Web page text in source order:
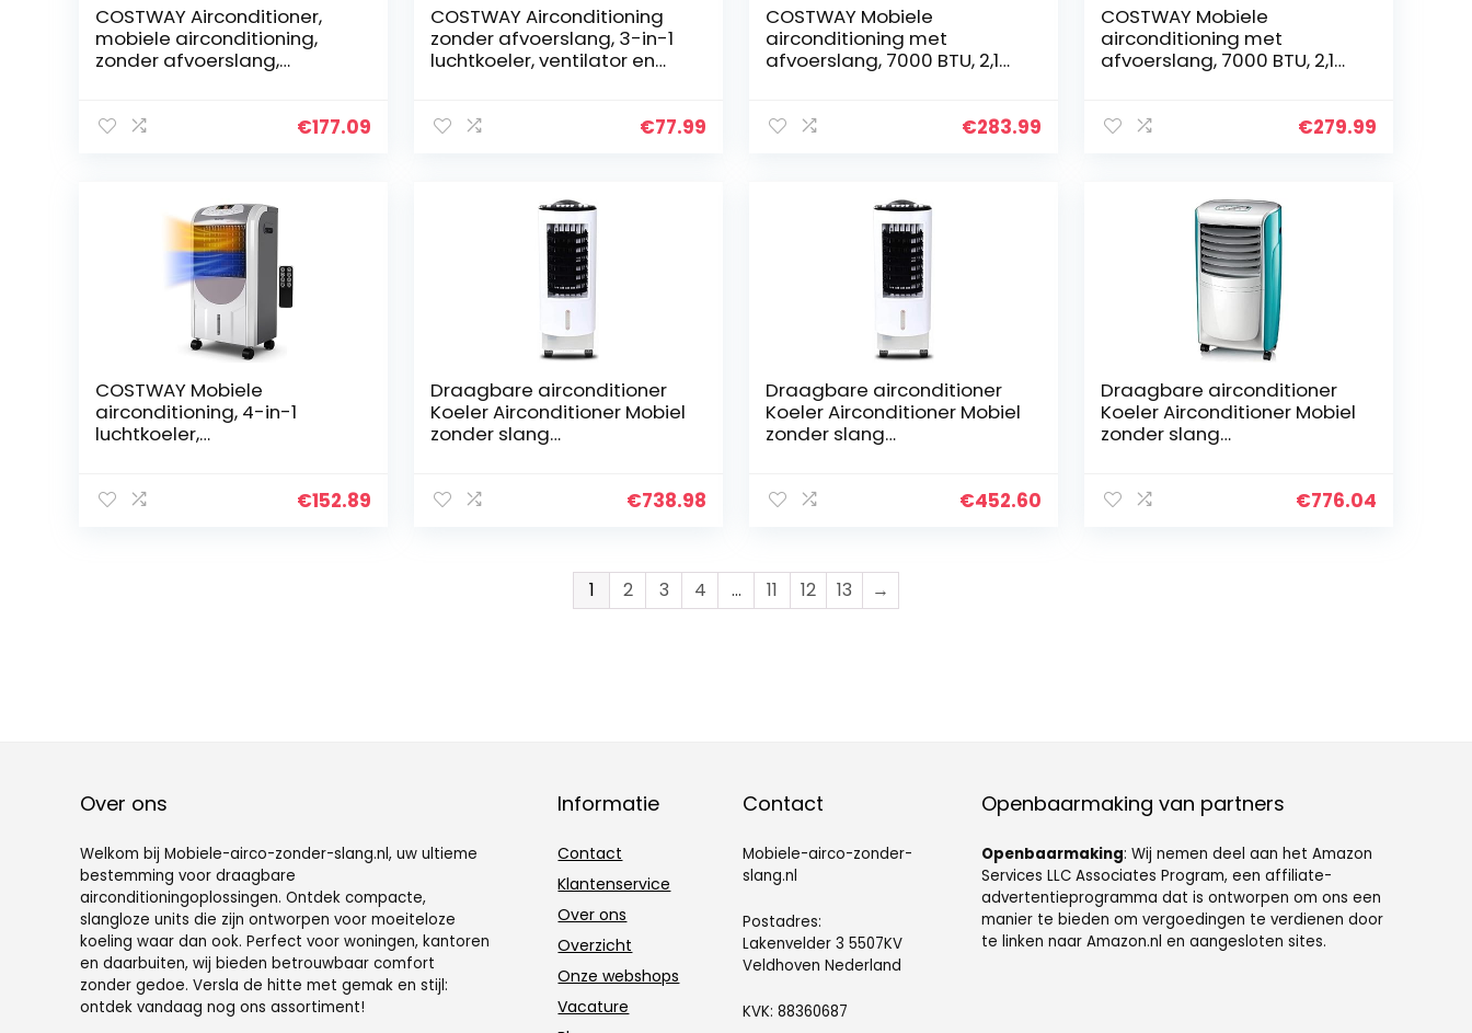
COSTWAY Airconditioner,
mobiele airconditioning,
zonder afvoerslang,
ventilator 55,5 W, 15 uur
led-display, stil
€177.09
COSTWAY Airconditioning
zonder afvoerslang, 3-in-1
luchtkoeler, ventilator en
12-uurs timer, 2,8 l dubbele
€77.99
COSTWAY Mobiele
airconditioning met
afvoerslang, 7000 BTU, 2,1
ontvochtigen 19 l/dag,€283.99
COSTWAY Mobiele
airconditioning met
afvoerslang, 7000 BTU, 2,1
ontvochtigen, 19 l/dag,
€279.99
COSTWAY Mobiele
airconditioning, 4-in-1
luchtkoeler,
luchtreiniger, 75 W koelen,
€152.89
Draagbare airconditioner
Koeler Airconditioner Mobiel
zonder slang
Bewegende waterkoeling
€738.98
Draagbare airconditioner
Koeler Airconditioner Mobiel
zonder slang
Bewegende waterkoeling
€452.60
Draagbare airconditioner
Koeler Airconditioner Mobiel
zonder slang
afstandsbediening Koeling
€776.04
1 2 3 4 … 11 12 13 →
Over ons
Welkom bij Mobiele-airco-zonder-slang.nl, uw ultieme
bestemming voor draagbare
airconditioningoplossingen. Ontdek compacte,
slangloze units die zijn ontworpen voor moeiteloze
koeling waar dan ook. Perfect voor woningen, kantoren
en daarbuiten, wij bieden betrouwbaar comfort
zonder gedoe. Versla de hitte met gemak en stijl:
ontdek vandaag nog ons assortiment!
Informatie
Contact
Klantenservice
Over ons
Overzicht
Onze webshops
Vacature
Contact
Mobiele-airco-zonder-
slang.nl
Postadres:
Lakenvelder 3 5507KV
Veldhoven Nederland
KVK: 88360687
Openbaarmaking van partners
Openbaarmaking: Wij nemen deel aan het Amazon
Services LLC Associates Program, een affiliate-
advertentieprogramma dat is ontworpen om ons een
manier te bieden om vergoedingen te verdienen door
te linken naar Amazon.nl en aangesloten sites.